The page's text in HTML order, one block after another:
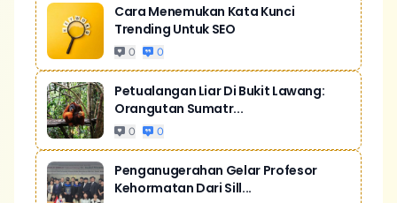
Cara Menemukan Kata Kunci
Trending Untuk SEO
0 0
Petualangan Liar Di Bukit Lawang:
Orangutan Sumatr...
0 0
Penganugerahan Gelar Profesor
Kehormatan Dari Sill...